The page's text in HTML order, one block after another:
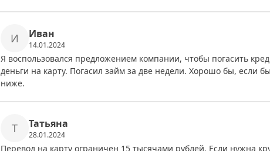
И Иван
14.01.2024
Я воспользовался предложением компании, чтобы погасить
деньги на карту. Погасил займ за две недели. Хорошо бы, если
ниже.
Т Татьяна
28.01.2024
Перевод на карту ограничен 15 тысячами рублей. Если нужна